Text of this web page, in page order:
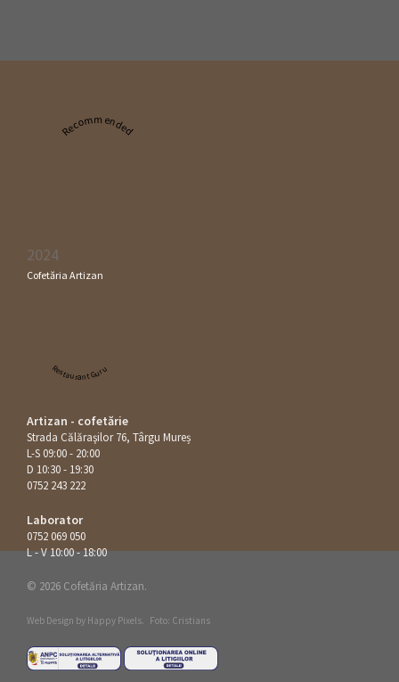
Recommended
2024
Cofetăria Artizan
Restaurant Guru
Artizan - cofetărie
Strada Călăraşilor 76, Târgu Mureș
L-S 09:00 - 20:00
D 10:30 - 19:30
0752 243 222
Laborator
0752 069 050
L - V 10:00 - 18:00
© 2026 Cofetăria Artizan.
Web Design by Happy Pixels. Foto: Cristians